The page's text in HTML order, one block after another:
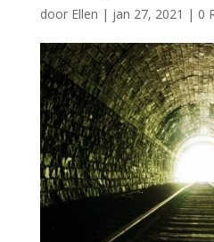
door Ellen | jan 27, 2021 | 0